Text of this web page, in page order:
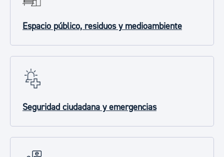
Espacio público, residuos y medioambiente
Seguridad ciudadana y emergencias